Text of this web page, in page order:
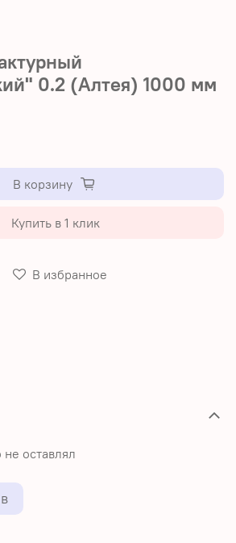
0.2 (Алтея) 1000 мм
В избранное
В корзину
Купить в 1 клик
оставлял